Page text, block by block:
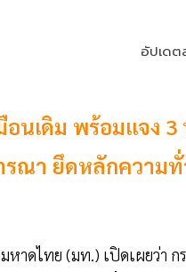
อัปเด
นเดิม พร้อมแจง 3
ณา ยึดหลักความทั่
หาดไทย (มท.) เปิดเผยว่า